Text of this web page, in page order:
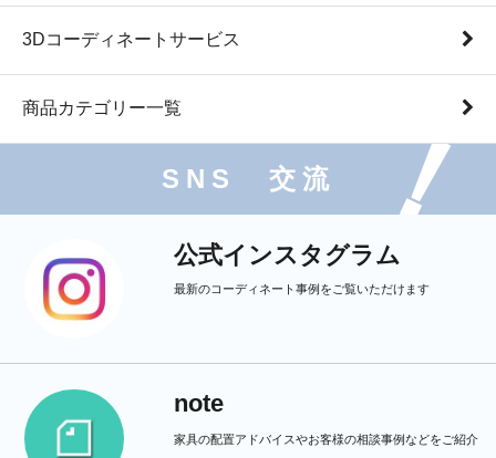
3Dコーディネートサービス
商品カテゴリー一覧
SNS 交流
公式インスタグラム
最新のコーディネート事例をご覧いただけます
note
家具の配置アドバイスやお客様の相談事例などをご紹介